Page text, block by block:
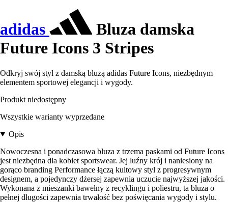
adidas
Bluza damska
Future Icons 3 Stripes
Odkryj swój styl z damską bluzą adidas Future Icons, niezbędnym
elementem sportowej elegancji i wygody.
Produkt niedostępny
Wszystkie warianty wyprzedane
Opis
Nowoczesna i ponadczasowa bluza z trzema paskami od Future Icons
jest niezbędna dla kobiet sportswear. Jej luźny krój i naniesiony na
gorąco branding Performance łączą kultowy styl z progresywnym
designem, a pojedynczy dżersej zapewnia uczucie najwyższej jakości.
Wykonana z mieszanki bawełny z recyklingu i poliestru, ta bluza o
pełnej długości zapewnia trwałość bez poświęcania wygody i stylu.